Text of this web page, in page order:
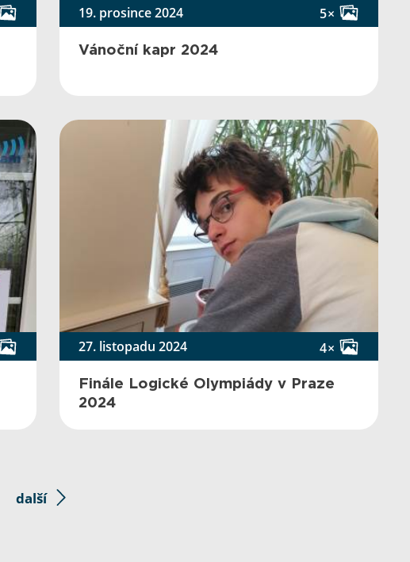
19. prosince 2024 5×
Vánoční kapr 2024
27. listopadu 2024 4×
Finále Logické Olympiády v Praze
2024
další